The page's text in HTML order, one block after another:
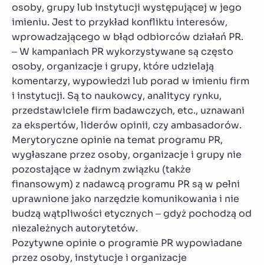
osoby, grupy lub instytucji występującej w jego
imieniu. Jest to przykład konfliktu interesów,
wprowadzającego w błąd odbiorców działań PR.
– W kampaniach PR wykorzystywane są często
osoby, organizacje i grupy, które udzielają
komentarzy, wypowiedzi lub porad w imieniu firm
i instytucji. Są to naukowcy, analitycy rynku,
przedstawiciele firm badawczych, etc., uznawani
za ekspertów, liderów opinii, czy ambasadorów.
Merytoryczne opinie na temat programu PR,
wygłaszane przez osoby, organizacje i grupy nie
pozostające w żadnym związku (także
finansowym) z nadawcą programu PR są w pełni
uprawnione jako narzędzie komunikowania i nie
budzą wątpliwości etycznych – gdyż pochodzą od
niezależnych autorytetów.
Pozytywne opinie o programie PR wypowiadane
przez osoby, instytucje i organizacje